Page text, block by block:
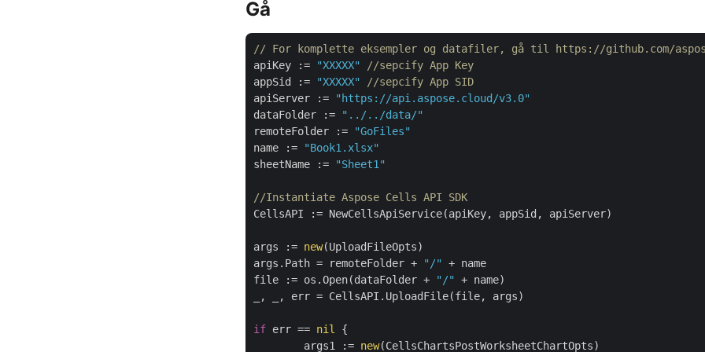
Gå
// For komplette eksempler og datafiler, gå til https://github.com/
apiKey :=
"XXXXX"
//sepcify App Key
appSid :=
"XXXXX"
//sepcify App SID
apiServer :=
"https://api.aspose.cloud/v3.0"
dataFolder :=
"../../data/"
remoteFolder :=
"GoFiles"
name :=
"Book1.xlsx"
sheetName :=
"Sheet1"
//Instantiate Aspose Cells API SDK
CellsAPI := NewCellsApiService(apiKey, appSid, apiServer)
args := new(UploadFileOpts)
args.Path = remoteFolder +
"/"
+ name
file := os.Open(dataFolder +
"/"
+ name)
_, _, err = CellsAPI.UploadFile(file, args)
if err == nil
{
	args1 :=
new(CellsChartsPostWorksheetChartOpts)